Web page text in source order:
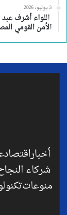
3 يوليو، 2026
اللواء أشرف
الأمن القومي
أخباراقتصاد
شركاء
منوعات